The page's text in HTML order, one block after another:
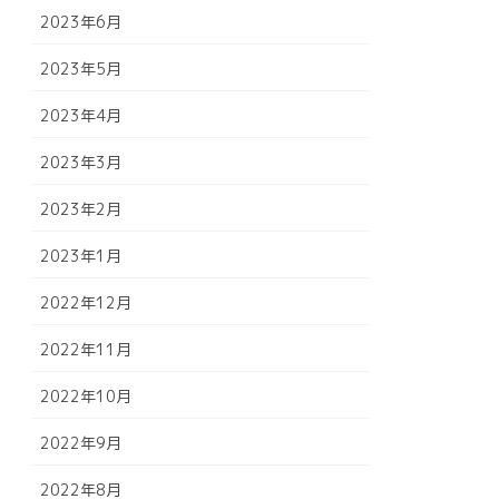
2023年6月
2023年5月
2023年4月
2023年3月
2023年2月
2023年1月
2022年12月
2022年11月
2022年10月
2022年9月
2022年8月